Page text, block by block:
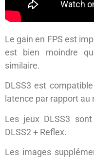
Le gain en FPS est
est bien moindre
similaire.
DLSS3 est
latence par rapport au
Les jeux DLSS3
DLSS2 + Reflex.
Les images